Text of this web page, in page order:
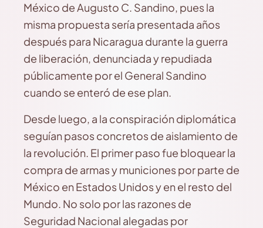
México de Augusto C. Sandino, pues la
misma propuesta sería presentada años
después para Nicaragua durante la guerra
de liberación, denunciada y repudiada
públicamente por el General Sandino
cuando se enteró de ese plan.
Desde luego, a la conspiración diplomática
seguían pasos concretos de aislamiento de
la revolución. El primer paso fue bloquear la
compra de armas y municiones por parte de
México en Estados Unidos y en el resto del
Mundo. No solo por las razones de
Seguridad Nacional alegadas por